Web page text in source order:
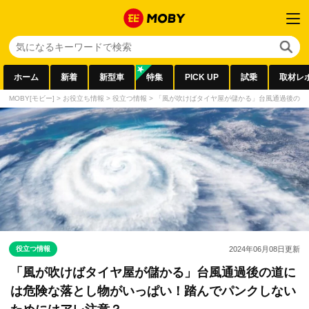
ホーム 新着 新型車 特集 PICK UP 試乗 取材レ
MOBY[モビー] > お役立ち情報 > 役立つ情報 > 「風が吹けばタイヤ屋が儲かる」台風通過後の
役立つ情報 2024年06月08日更新
「風が吹けばタイヤ屋が儲かる」台風通過後の道に
は危険な落とし物がいっぱい！踏んでパンクしない